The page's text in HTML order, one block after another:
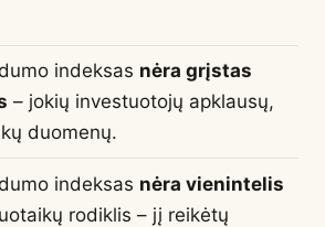
indeksas nėra grįstas
– jokių investuotojų apklausų,
duomenų.
indeksas nėra vienintelis
rodiklis – jį reikėtų